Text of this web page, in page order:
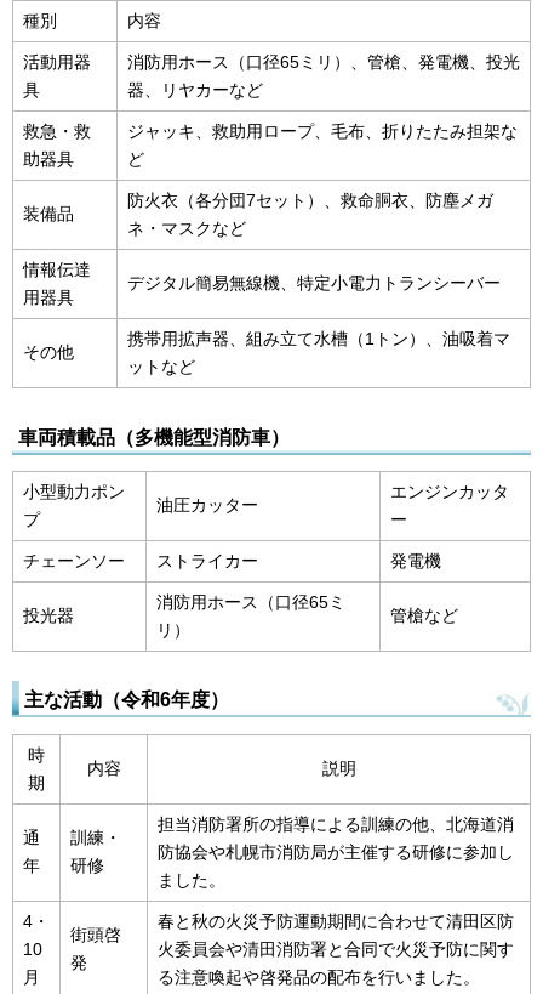
種別 内容
活動用器
具
消防用ホース（口径65ミリ）、管槍、発電機、投光
器、リヤカーなど
救急・救
助器具
ジャッキ、救助用ロープ、毛布、折りたたみ担架な
ど
装備品
防火衣（各分団7セット）、救命胴衣、防塵メガ
ネ・マスクなど
情報伝達
用器具
デジタル簡易無線機、特定小電力トランシーバー
その他
携帯用拡声器、組み立て水槽（1トン）、油吸着マ
ットなど
車両積載品（多機能型消防車）
小型動力ポン
プ
油圧カッター
エンジンカッタ
ー
チェーンソー ストライカー 発電機
投光器
消防用ホース（口径65ミ
リ）
管槍など
主な活動（令和6年度）
時
期
内容 説明
通
年
訓練・
研修
担当消防署所の指導による訓練の他、北海道消
防協会や札幌市消防局が主催する研修に参加し
ました。
4・
10
月
街頭啓
発
春と秋の火災予防運動期間に合わせて清田区防
火委員会や清田消防署と合同で火災予防に関す
る注意喚起や啓発品の配布を行いました。